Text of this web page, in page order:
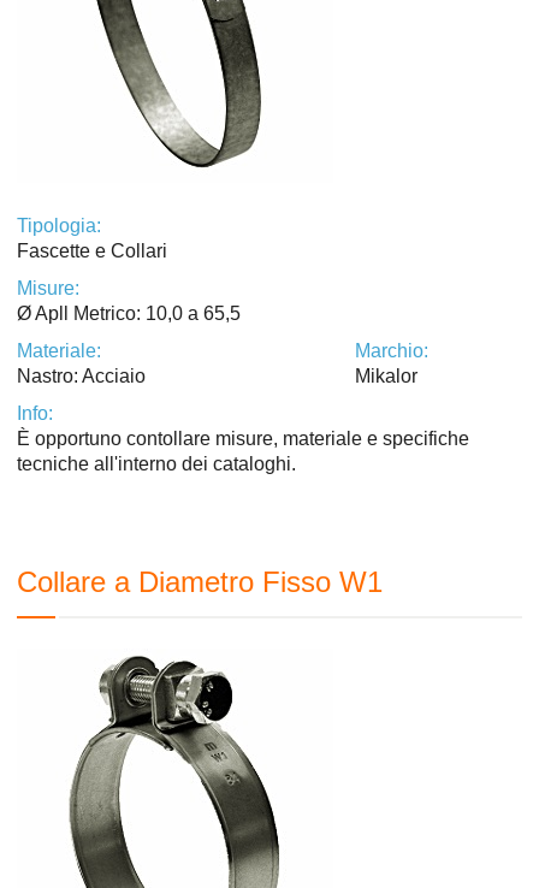
Tipologia:
Fascette e Collari
Misure:
Ø Apll Metrico: 10,0 a 65,5
Materiale:
Nastro: Acciaio
Marchio:
Mikalor
Info:
È opportuno contollare misure, materiale e specifiche
tecniche all'interno dei cataloghi.
Collare a Diametro Fisso W1